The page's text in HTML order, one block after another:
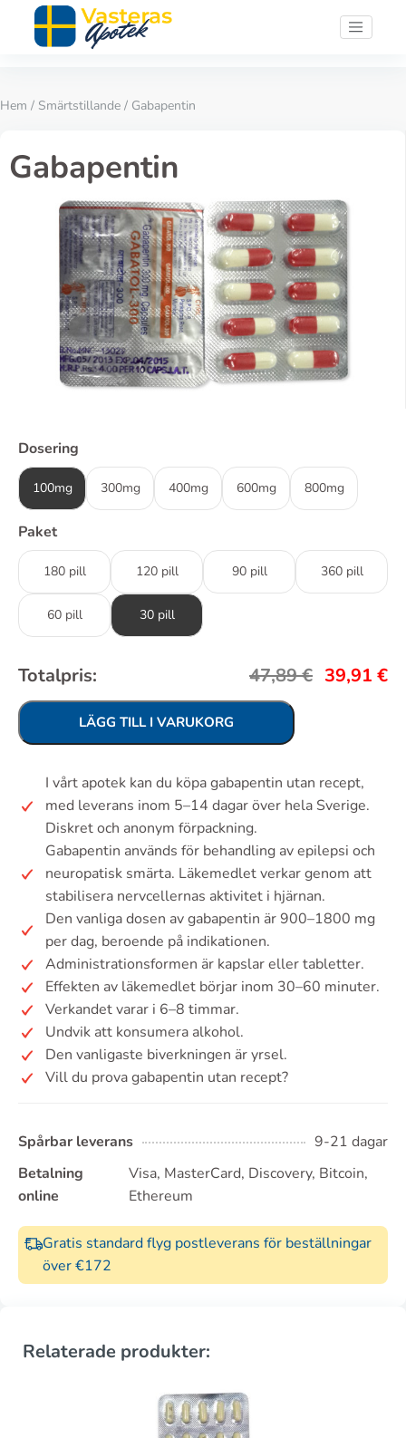
Hem / Smärtstillande / Gabapentin
Gabapentin
Dosering
100mg 300mg 400mg 600mg 800mg
Paket
180 pill 120 pill 90 pill 360 pill
60 pill 30 pill
Totalpris: 47,89€ 39,91 €
LÄGG TILL I VARUKORG
I vårt apotek kan du köpa gabapentin utan recept,
med leverans inom 5–14 dagar över hela Sverige.
Diskret och anonym förpackning.
Gabapentin används för behandling av epilepsi och
neuropatisk smärta. Läkemedlet verkar genom att
stabilisera nervcellernas aktivitet i hjärnan.
Den vanliga dosen av gabapentin är 900–1800 mg
per dag, beroende på indikationen.
Administrationsformen är kapslar eller tabletter.
Effekten av läkemedlet börjar inom 30–60 minuter.
Verkandet varar i 6–8 timmar.
Undvik att konsumera alkohol.
Den vanligaste biverkningen är yrsel.
Vill du prova gabapentin utan recept?
Spårbar leverans
9-21 dagar
Betalning
online
Visa, MasterCard, Discovery, Bitcoin,
Ethereum
Gratis standard flyg postleverans för beställningar
över €172
Relaterade produkter: